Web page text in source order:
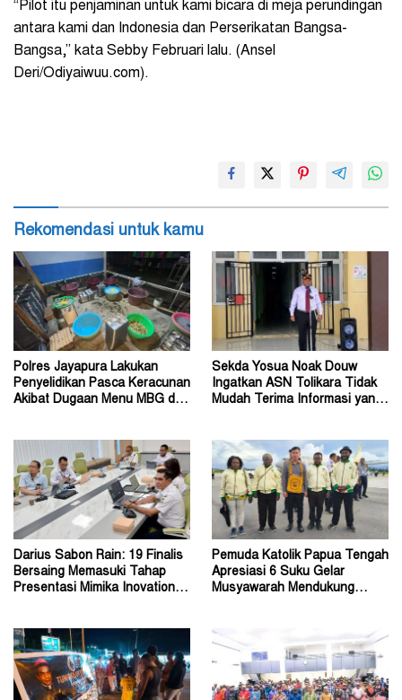
“Pilot itu penjaminan untuk kami bicara di meja perundingan
antara kami dan Indonesia dan Perserikatan Bangsa-
Bangsa,” kata Sebby Februari lalu. (Ansel
Deri/Odiyaiwuu.com).
Rekomendasi untuk kamu
Polres Jayapura Lakukan
Penyelidikan Pasca Keracunan
Akibat Dugaan Menu MBG di
Sekda Yosua Noak Douw
Ingatkan ASN Tolikara Tidak
Mudah Terima Informasi yang
Darius Sabon Rain: 19 Finalis
Bersaing Memasuki Tahap
Presentasi Mimika Inovation
Pemuda Katolik Papua Tengah
Apresiasi 6 Suku Gelar
Musyawarah Mendukung